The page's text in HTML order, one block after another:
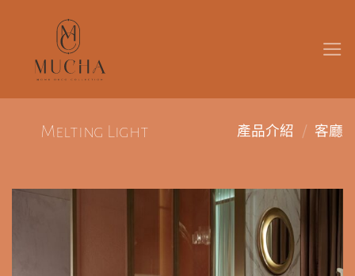
content
Melting Light 產品介紹 / 客廳